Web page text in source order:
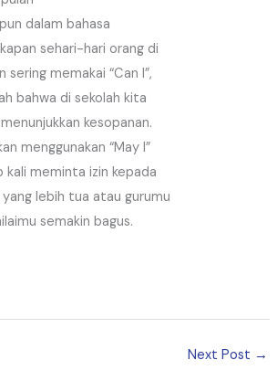
dalam bahasa
sehari-hari orang di
sering memakai “Can I”,
bahwa di sekolah kita
kesopanan.
menggunakan “May I”
kali meminta izin kepada
yang lebih tua atau gurumu
semakin bagus.
Next Post →